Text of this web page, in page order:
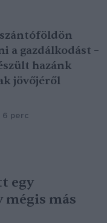
a gazdálkodást –
hazánk
jövőjéről
6 perc
egy
mégis más